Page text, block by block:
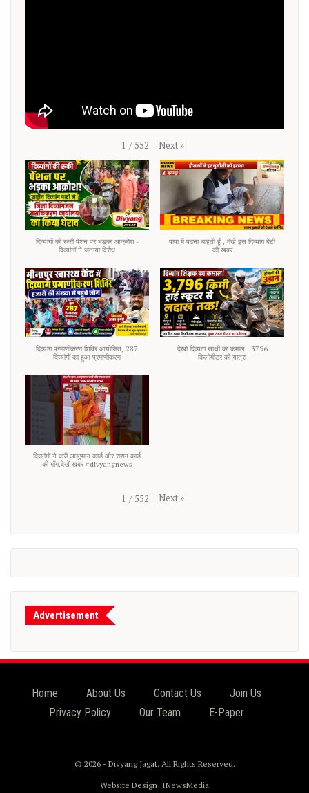
1 / 552 Next »
दिव्यांगों की रुकी पेंशन पर भड़का आक्रोश -
दिव्यांगों ने जताया विरोध
पापा में पढ़ना चाहती हूँ , देखें इस दिव्यांग बेटी
की खबर
दिव्यांग प्रमाणीकरण शिविर आयोजित, 287
दिव्यांगों का हुआ प्रमाणीकरण
देखो दिव्यांग साथी का कमाल : 3796
किलोमीटर की यात्रा
दिव्यांगों ने करी आयुष्मान कार्ड और राशन कार्ड
की माँग,देखें खबर #divyangnews
1 / 552 Next »
Advertisement
Home About Us Contact Us
Join Us
Privacy Policy
Our Team E-Paper
© 2026 - Divyang Jagat. All Rights Reserved.
Website Design: INewsMedia